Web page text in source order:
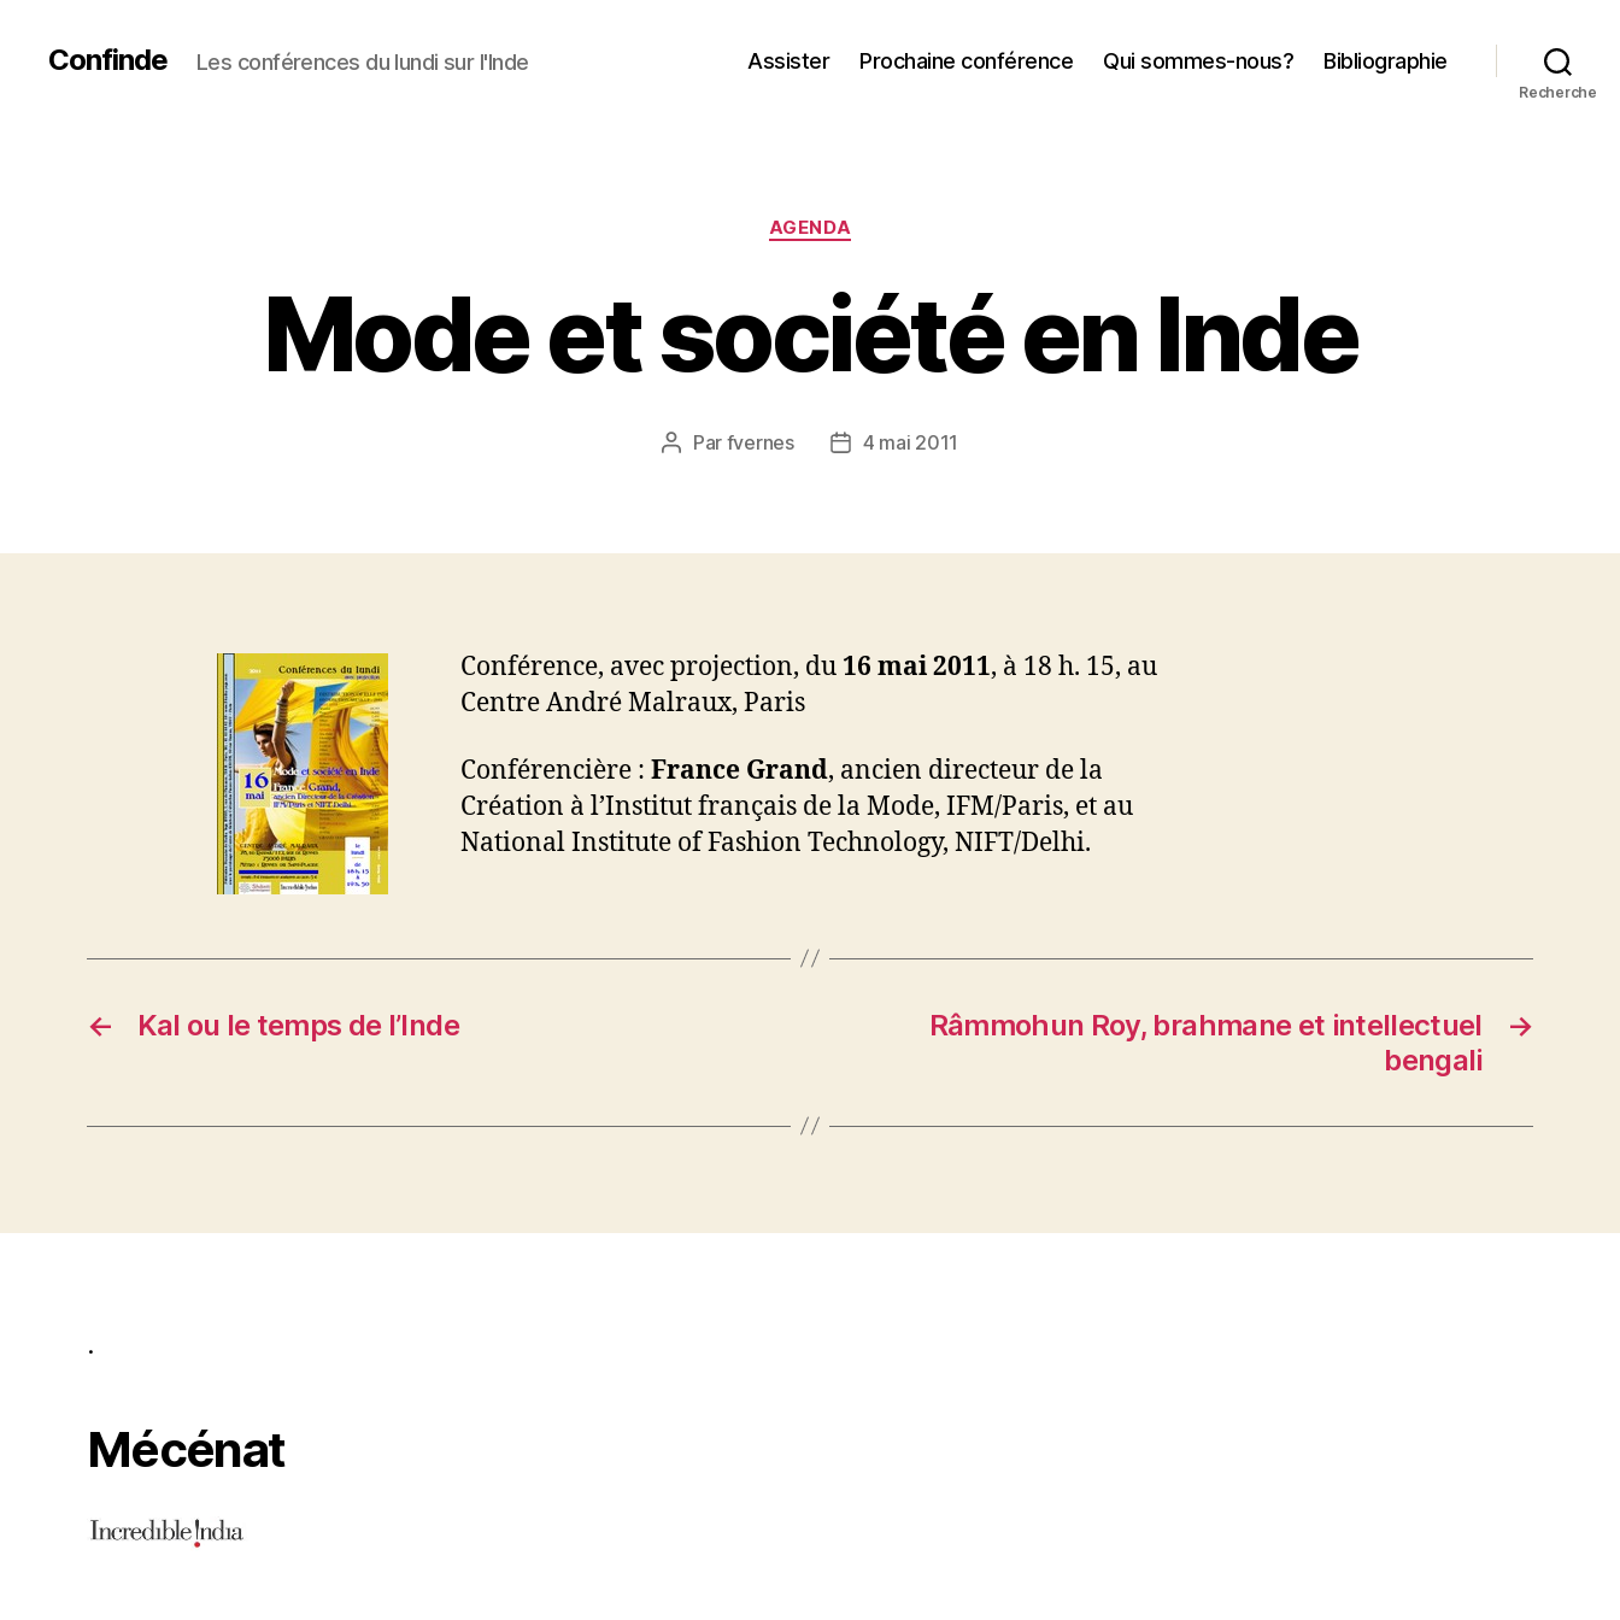
Confinde Les conférences du lundi sur l'Inde Assister Prochaine conférence Qui sommes-nous? Bibliographie
Recherche
Catégories
AGENDA
Mode et société en Inde
Auteur
Par fvernes
Date4 mai 2011
Conférence, avec projection, du 16 mai 2011, à 18 h. 15, au
Centre André Malraux, Paris
Conférencière : France Grand, ancien directeur de la
Création à l’Institut français de la Mode, IFM/Paris, et au
National Institute of Fashion Technology, NIFT/Delhi.
← Kal ou le temps de l’Inde →
Râmmohun Roy, brahmane et intellectuel
bengali
.
Mécénat